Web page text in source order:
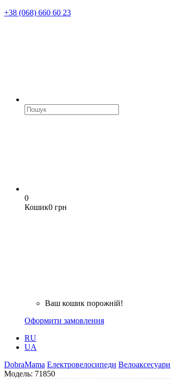
+38 (068) 660 60 23
0
Кошик0 грн
Ваш кошик порожній!
Оформити замовлення
RU
UA
DobraMama Електровелосипеди Велоаксесуари
Модель: 71850